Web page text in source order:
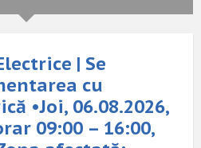
| Se
cu
•Joi, 06.08.2026,
09:00 – 16:00,